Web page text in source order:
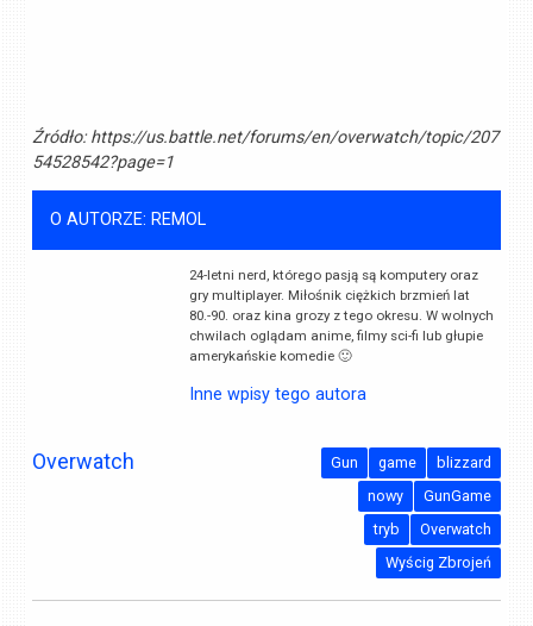
Źródło:https://us.battle.net/forums/en/overwatch/topic/207
54528542?page=1
O AUTORZE: REMOL
24-letni nerd, którego pasją są komputery oraz
gry multiplayer. Miłośnik ciężkich brzmień lat
80.-90. oraz kina grozy z tego okresu. W wolnych
chwilach oglądam anime, filmy sci-fi lub głupie
amerykańskie komedie 🙂
Inne wpisy tego autora
Overwatch blizzard
game
Gun
GunGame
nowy
Overwatch
tryb
Wyścig Zbrojeń